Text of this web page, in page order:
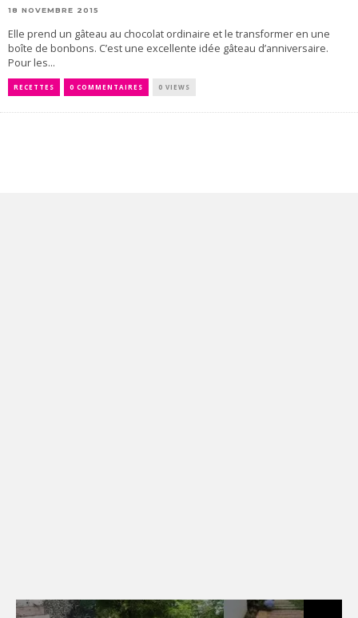
18 NOVEMBRE 2015
Elle prend un gâteau au chocolat ordinaire et le transformer en une
boîte de bonbons. C’est une excellente idée gâteau d’anniversaire.
Pour les...
RECETTES 0 COMMENTAIRES 0 VIEWS